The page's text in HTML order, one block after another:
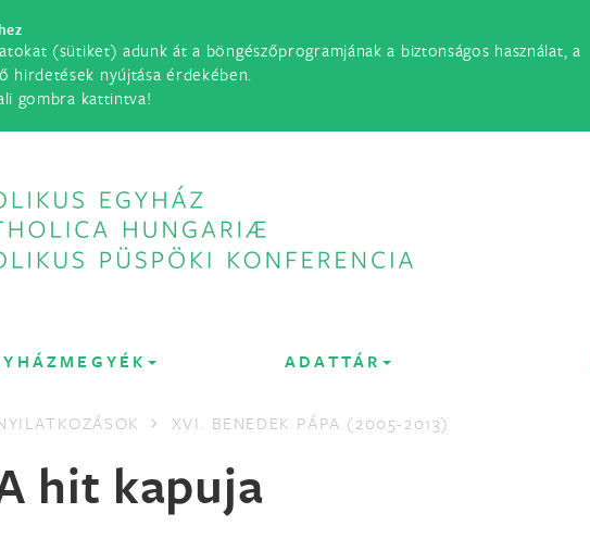
(sütiket) adunk át a böngészőprogramjának a biztonságos használat, a
hirdetések nyújtása érdekében.
gombra kattintva!
ADATTÁR
XVI. BENEDEK PÁPA (2005-2013)
hit kapuja